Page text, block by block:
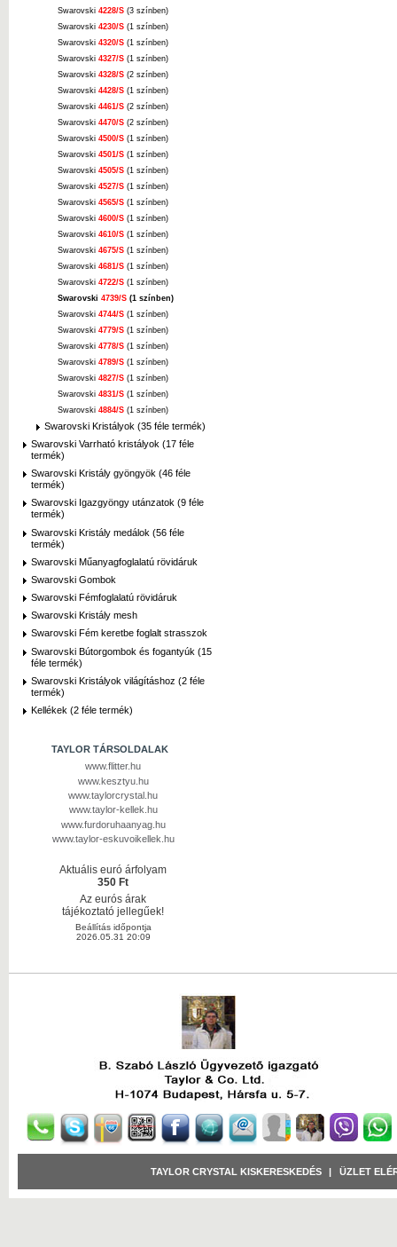
Swarovski 4228/S (3 színben)
Swarovski 4230/S (1 színben)
Swarovski 4320/S (1 színben)
Swarovski 4327/S (1 színben)
Swarovski 4328/S (2 színben)
Swarovski 4428/S (1 színben)
Swarovski 4461/S (2 színben)
Swarovski 4470/S (2 színben)
Swarovski 4500/S (1 színben)
Swarovski 4501/S (1 színben)
Swarovski 4505/S (1 színben)
Swarovski 4527/S (1 színben)
Swarovski 4565/S (1 színben)
Swarovski 4600/S (1 színben)
Swarovski 4610/S (1 színben)
Swarovski 4675/S (1 színben)
Swarovski 4681/S (1 színben)
Swarovski 4722/S (1 színben)
Swarovski 4739/S (1 színben)
Swarovski 4744/S (1 színben)
Swarovski 4779/S (1 színben)
Swarovski 4778/S (1 színben)
Swarovski 4789/S (1 színben)
Swarovski 4827/S (1 színben)
Swarovski 4831/S (1 színben)
Swarovski 4884/S (1 színben)
Swarovski Kristályok (35 féle termék)
Swarovski Varrható kristályok (17 féle
termék)
Swarovski Kristály gyöngyök (46 féle
termék)
Swarovski Igazgyöngy utánzatok (9 féle
termék)
Swarovski Kristály medálok (56 féle
termék)
Swarovski Műanyagfoglalatú rövidáruk
Swarovski Gombok
Swarovski Fémfoglalatú rövidáruk
Swarovski Kristály mesh
Swarovski Fém keretbe foglalt strasszok
Swarovski Bútorgombok és fogantyúk (15
féle termék)
Swarovski Kristályok világításhoz (2 féle
termék)
Kellékek (2 féle termék)
TAYLOR TÁRSOLDALAK
www.flitter.hu
www.kesztyu.hu
www.taylorcrystal.hu
www.taylor-kellek.hu
www.furdoruhaanyag.hu
www.taylor-eskuvoikellek.hu
Aktuális euró árfolyam
350 Ft
Az eurós árak
tájékoztató jellegűek!
Beállítás időpontja
2026.05.31 20:09
TAYLOR CRYSTAL KISKERESKEDÉS ÜZLET